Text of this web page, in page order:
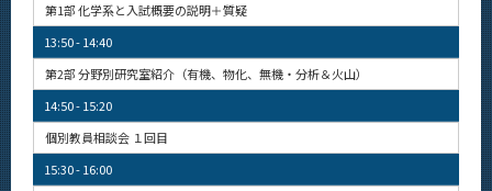
第1部 化学系と入試概要の説明＋質疑
13:50 - 14:40
第2部 分野別研究室紹介（有機、物化、無機・分析＆火山）
14:50 - 15:20
個別教員相談会 １回目
15:30 - 16:00
課程別
月別
イベントカレンダー
Event Calendar